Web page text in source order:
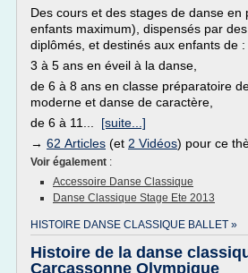
Des cours et des stages de danse en
enfants maximum), dispensés par
diplômés, et destinés aux enfants de :
3 à 5 ans en éveil à la danse,
de 6 à 8 ans en classe préparatoire
moderne et danse de caractère,
de 6 à 11... [suite...]
→ 62 Articles (et 2 Vidéos) pour ce
Voir également :
Accessoire Danse Classique
Danse Classique Stage Ete 2013
HISTOIRE DANSE CLASSIQUE BALLET »
Histoire de la danse
Carcassonne Olympique